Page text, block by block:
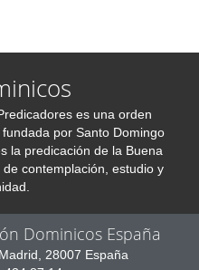
es una orden
por Santo Domingo
la predicación de la Buena
contemplación, estudio y
Dominicos España
28007 España